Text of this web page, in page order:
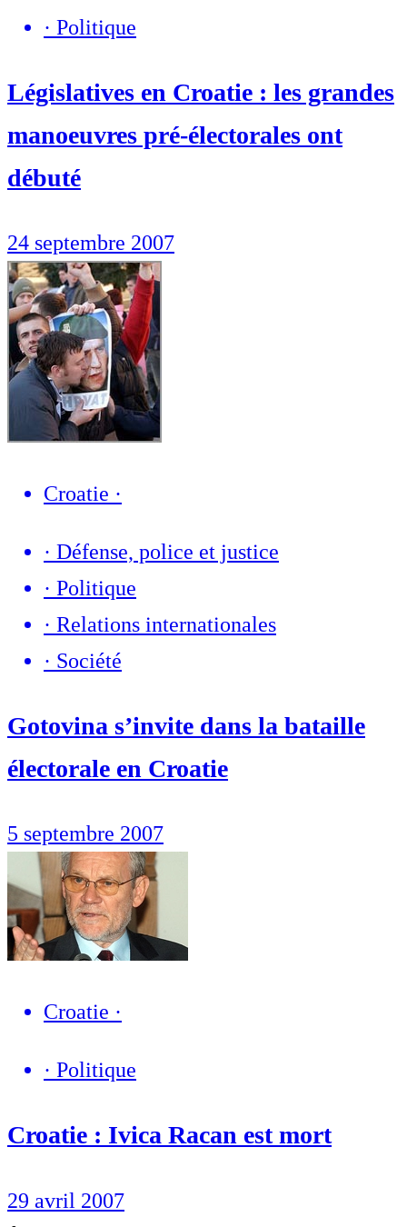
· Politique
Législatives en Croatie : les grandes
manoeuvres pré-électorales ont
débuté
24 septembre 2007
Croatie ·
· Défense, police et justice
· Politique
· Relations internationales
· Société
Gotovina s’invite dans la bataille
électorale en Croatie
5 septembre 2007
Croatie ·
· Politique
Croatie : Ivica Racan est mort
29 avril 2007